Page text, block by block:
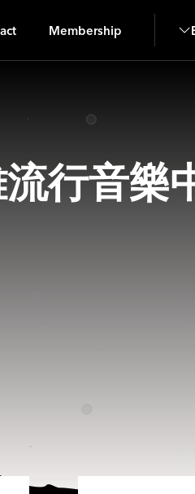
Membership
行音樂